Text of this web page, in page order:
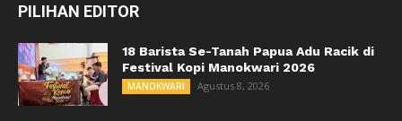
PILIHAN EDITOR
18 Barista Se-Tanah Papua Adu Racik di
Festival Kopi Manokwari 2026
MANOKWARI Agustus 8, 2026